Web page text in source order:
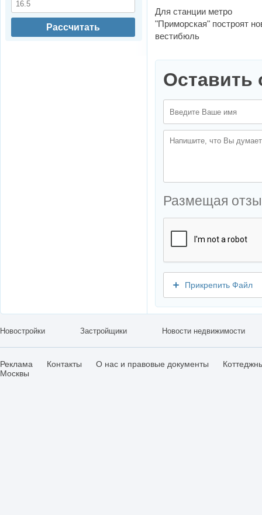
Для станции метро
"Приморская" построят
вестибюль
Оставить
Размещая
Прикрепить Файл
Рассчитать
Новостройки Застройщики Новости недвижимости
Реклама Контакты О нас и правовые документы
Москвы